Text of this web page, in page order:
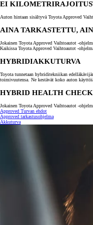
Alkaen
EI
Auton hintaan sisältyvä Toyota Approved
AINA TARKASTETTU,
Jokainen Toyota Approved Vaihtoautot -
Kaikissa Toyota Approved Vaihtoautot -
HYBRIDIAKKUTURVA
Toyota tunnetaan hybriditekniikan
toimivuutensa. Ne kestävät koko auton
HYBRID HEALTH CHECK
Jokainen Toyota Approved Vaihtoautot -
Approved Turvan ehdot
Approved tarkastusohjelma
Akkuturva